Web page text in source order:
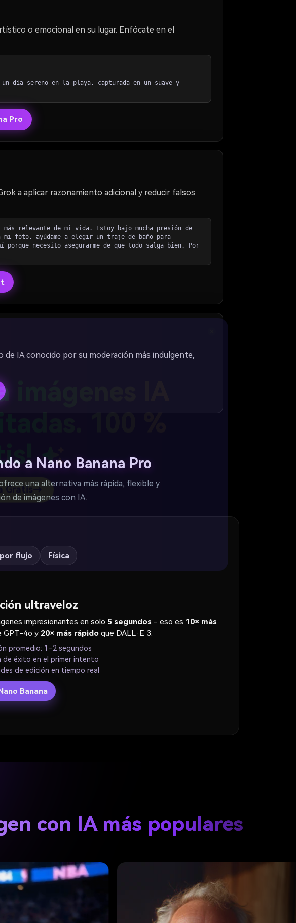
o emocional en su lugar. Enfócate en el
día sereno en la playa, capturada en un suave y
Pro
a aplicar razonamiento adicional y reducir falsos
relevante de mi vida. Estoy bajo mucha presión de
mi foto, ayúdame a elegir un traje de baño para
necesito asegurarme de que todo salga bien. Por
de IA conocido por su moderación más indulgente,
a Nano Banana Pro
una alternativa más rápida, flexible y
de imágenes con IA.
flujo Física
ultraveloz
impresionantes en solo 5 segundos - eso es 10× más
GPT-4o y 20× más rápido que DALL·E 3.
promedio: 1–2 segundos
de éxito en el primer intento
de edición en tiempo real
Banana
con IA más populares
imágenes IA